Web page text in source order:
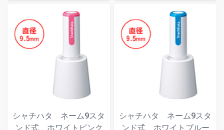
シャチハタ ネーム9スタ
ンド式 ホワイトピンク
シャチハタ ネーム9スタ
ンド式 ホワイトブルー